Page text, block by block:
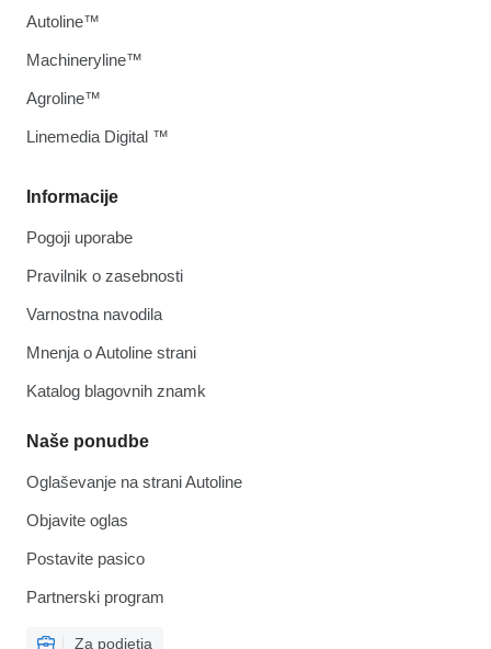
Informacije
Pogoji uporabe
Pravilnik o zasebnosti
Varnostna navodila
Mnenja o Autoline strani
Katalog blagovnih znamk
Naše ponudbe
Oglaševanje na strani Autoline
Objavite oglas
Postavite pasico
Partnerski program
Za podjetja
Autoline™
Machineryline™
Agroline™
Linemedia Digital ™